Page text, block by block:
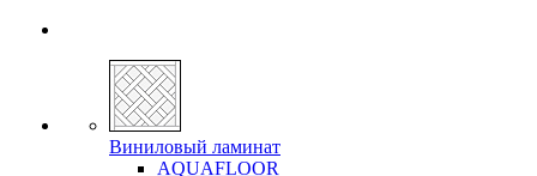
Виниловый ламинат
AQUAFLOOR